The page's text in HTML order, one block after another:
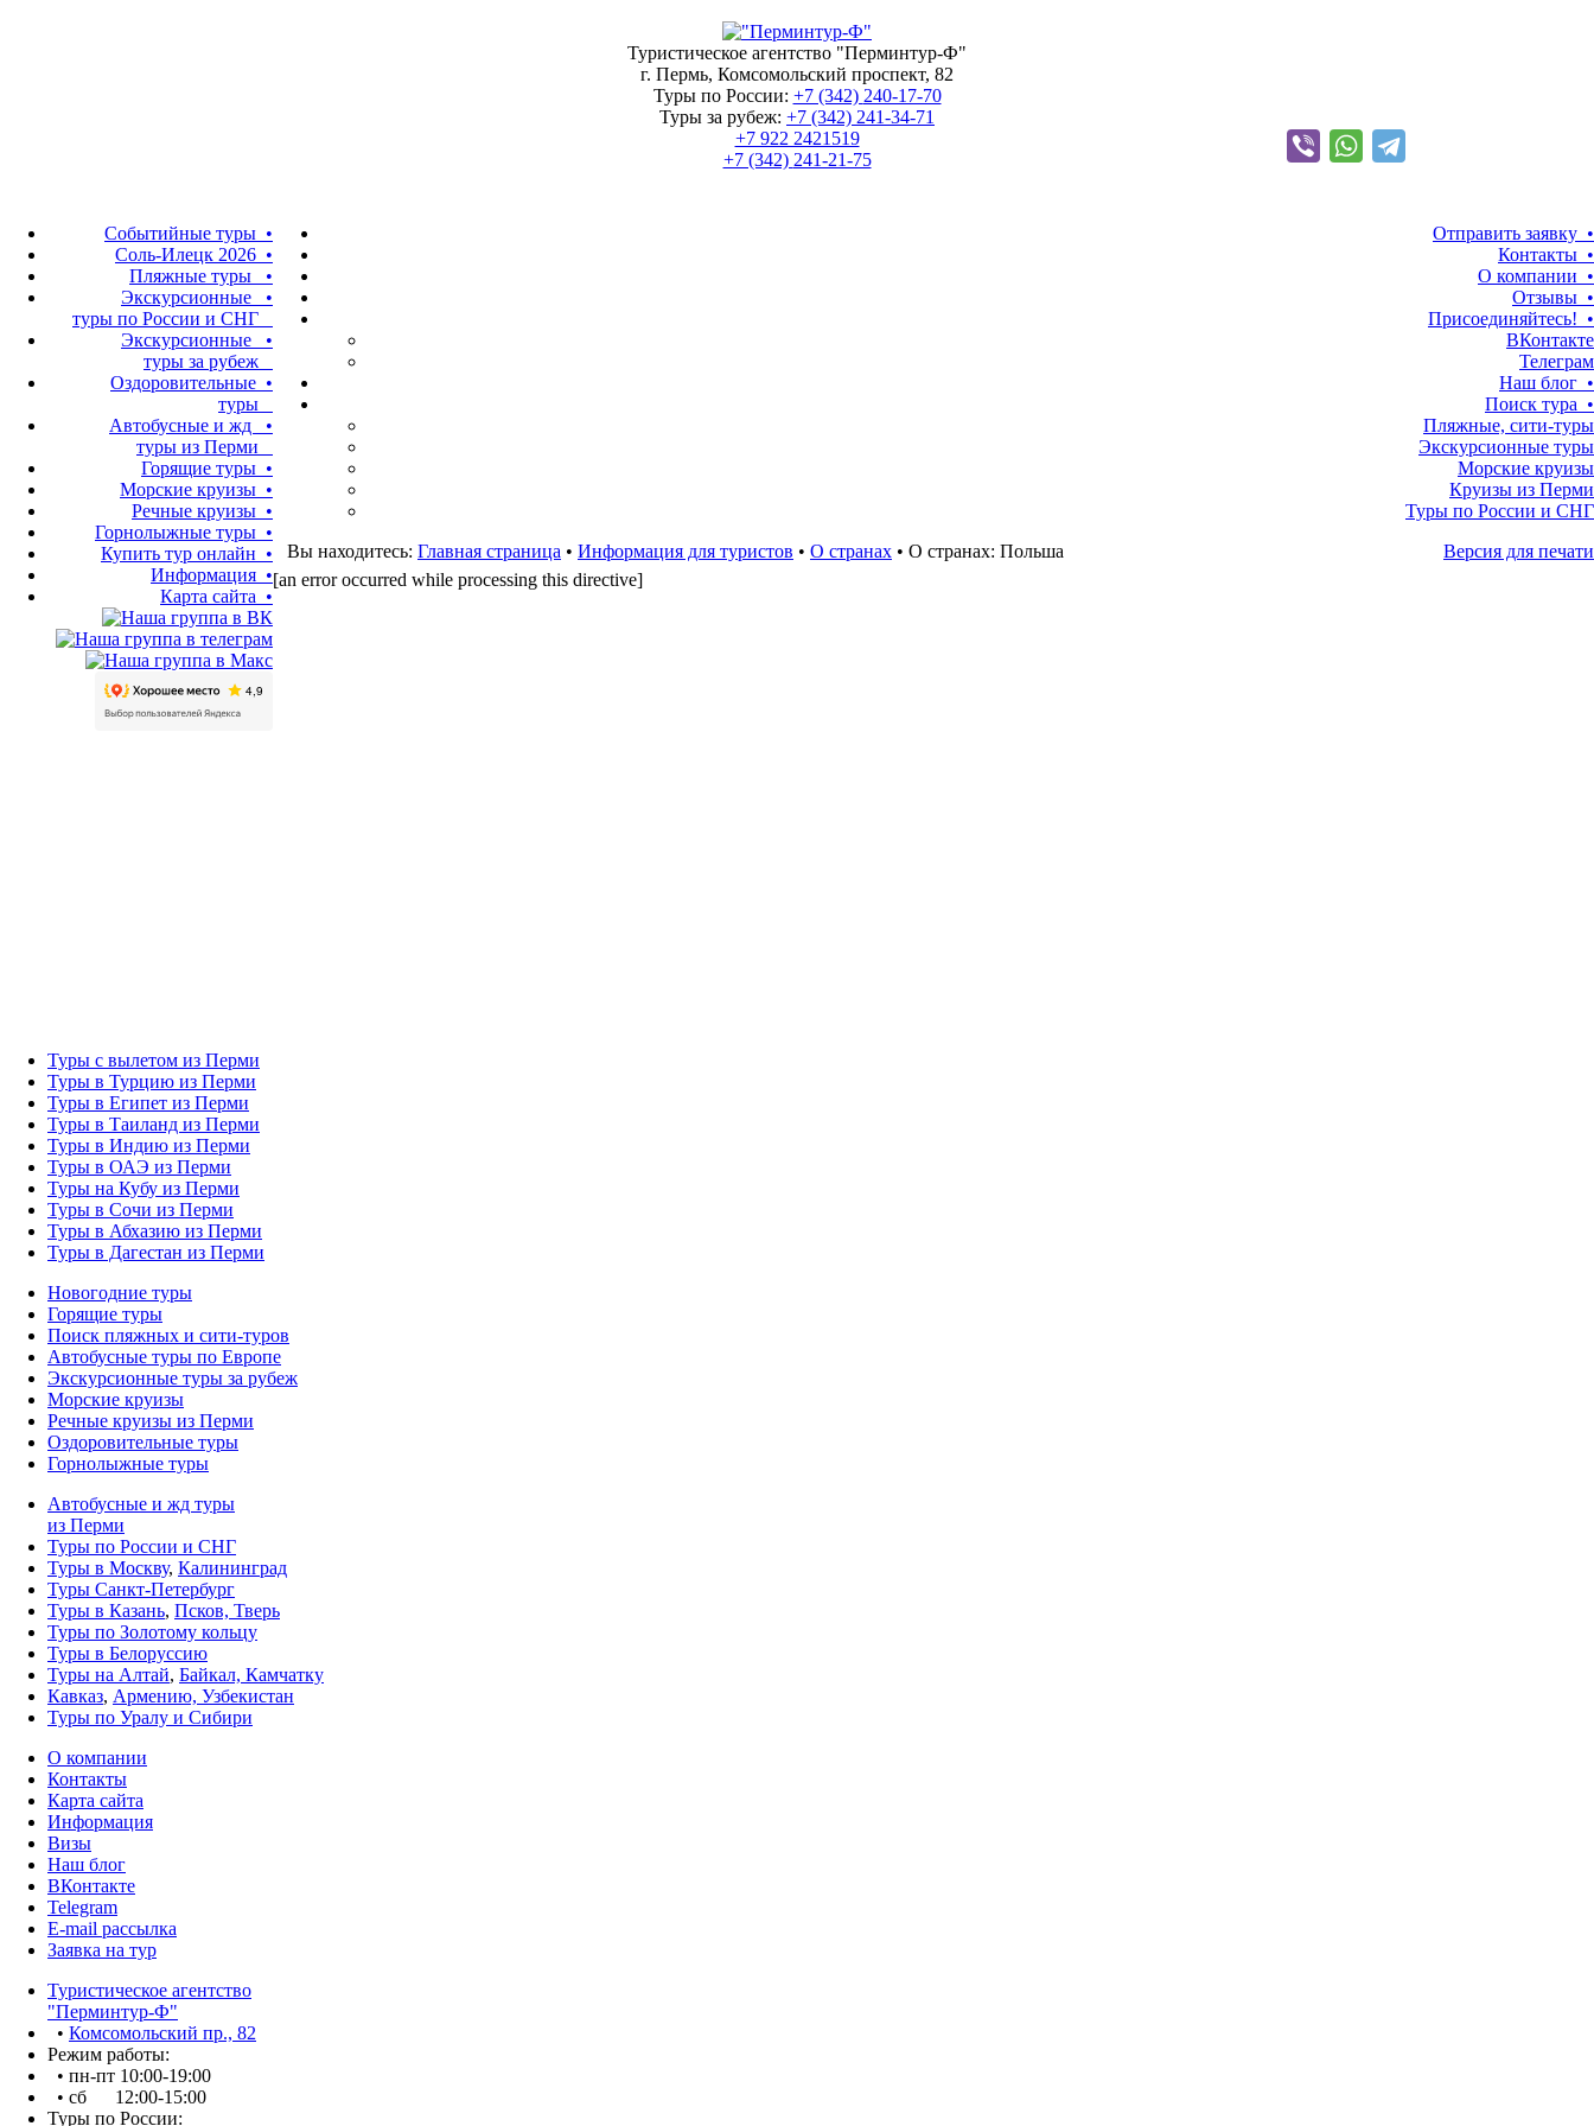
Туристическое агентство "Перминтур-Ф"
г. Пермь, Комсомольский проспект, 82
Туры по России: +7 (342) 240-17-70
Туры за рубеж: +7 (342) 241-34-71
+7 922 2421519
+7 (342) 241-21-75
Событийные туры •
Соль-Илецк 2026 •
Пляжные туры •
Экскурсионные •
туры по России и СНГ
Экскурсионные •
туры за рубеж
Оздоровительные •
туры
Автобусные и жд •
туры из Перми
Горящие туры •
Морские круизы •
Речные круизы •
Горнолыжные туры •
Купить тур онлайн •
Информация •
Карта сайта •
Отправить заявку •
Контакты •
О компании •
Отзывы •
Присоединяйтесь! •
ВКонтакте
Телеграм
Наш блог •
Поиск тура •
Пляжные, сити-туры
Экскурсионные туры
Морские круизы
Круизы из Перми
Туры по России и СНГ
Вы находитесь: Главная страница • Информация для туристов • О странах • О странах: Польша
Версия для печати
[an error occurred while processing this directive]
Туры с вылетом из Перми
Туры в Турцию из Перми
Туры в Египет из Перми
Туры в Таиланд из Перми
Туры в Индию из Перми
Туры в ОАЭ из Перми
Туры на Кубу из Перми
Туры в Сочи из Перми
Туры в Абхазию из Перми
Туры в Дагестан из Перми
Новогодние туры
Горящие туры
Поиск пляжных и сити-туров
Автобусные туры по Европе
Экскурсионные туры за рубеж
Морские круизы
Речные круизы из Перми
Оздоровительные туры
Горнолыжные туры
Автобусные и жд туры
из Перми
Туры по России и СНГ
Туры в Москву, Калининград
Туры Санкт-Петербург
Туры в Казань, Псков, Тверь
Туры по Золотому кольцу
Туры в Белоруссию
Туры на Алтай, Байкал, Камчатку
Кавказ, Армению, Узбекистан
Туры по Уралу и Сибири
О компании
Контакты
Карта сайта
Информация
Визы
Наш блог
ВКонтакте
Telegram
E-mail рассылка
Заявка на тур
Туристическое агентство
"Перминтур-Ф"
• Комсомольский пр., 82
Режим работы:
• пн-пт 10:00-19:00
• сб 12:00-15:00
Туры по России: